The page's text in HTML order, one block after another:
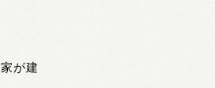
が建